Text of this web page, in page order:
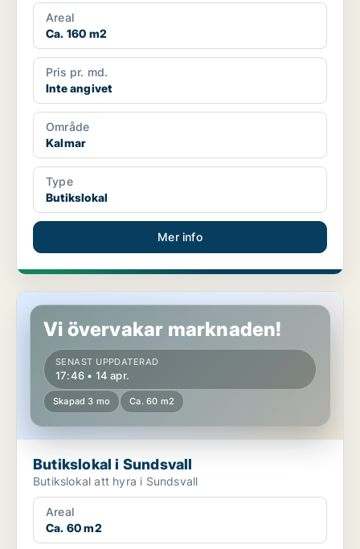
Areal
Ca. 160 m2
Pris pr. md.
Inte angivet
Område
Kalmar
Type
Butikslokal
Mer info
Butikslokal i Sundsvall
Vi övervakar marknaden!
SENAST UPPDATERAD
17:46 • 14 apr.
Skapad 3 mo Ca. 60 m2
Butikslokal i Sundsvall
Butikslokal att hyra i Sundsvall
Areal
Ca. 60 m2